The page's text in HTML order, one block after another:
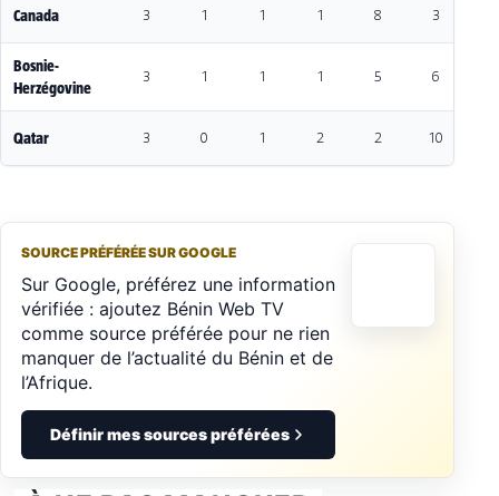
Canada 3 1 1 1 8 3
Bosnie-
Herzégovine
3 1 1 1 5 6
Qatar 3 0 1 2 2 10
SOURCE PRÉFÉRÉE SUR GOOGLE
Sur Google, préférez une information
vérifiée : ajoutez Bénin Web TV
comme source préférée pour ne rien
manquer de l’actualité du Bénin et de
l’Afrique.
Définir mes sources préférées